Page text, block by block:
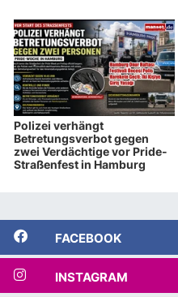
Polizei verhängt
Betretungsverbot gegen
zwei Verdächtige vor Pride-
Straßenfest in Hamburg
FACEBOOK
INSTAGRAM